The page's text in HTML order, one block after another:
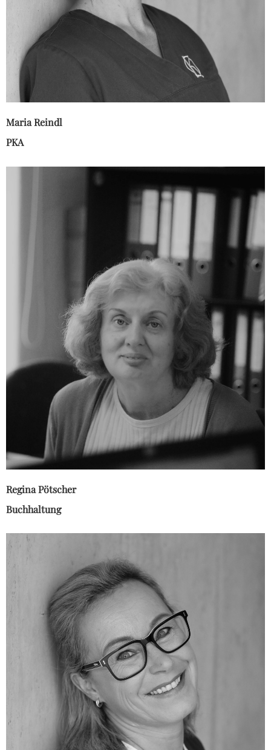
Maria Reindl
PKA
Regina Pötscher
Buchhaltung